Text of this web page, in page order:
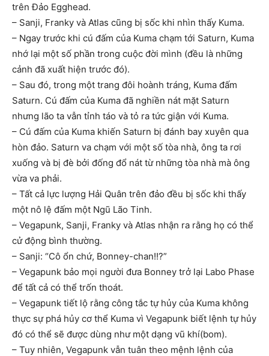
trên Đảo Egghead.
– Sanji, Franky và Atlas cũng bị sốc khi nhìn thấy Kuma.
– Ngay trước khi cú đấm của Kuma chạm tới Saturn, Kuma
nhớ lại một số phần trong cuộc đời mình (đều là những
cảnh đã xuất hiện trước đó).
– Sau đó, trong một trang đôi hoành tráng, Kuma đấm
Saturn. Cú đấm của Kuma đã nghiền nát mặt Saturn
nhưng lão ta vẫn tỉnh táo và tỏ ra tức giận với Kuma.
– Cú đấm của Kuma khiến Saturn bị đánh bay xuyên qua
hòn đảo. Saturn va chạm với một số tòa nhà, ông ta rơi
xuống và bị đè bởi đống đổ nát từ những tòa nhà mà ông
vừa va phải.
– Tất cả lực lượng Hải Quân trên đảo đều bị sốc khi thấy
một nô lệ đấm một Ngũ Lão Tinh.
– Vegapunk, Sanji, Franky và Atlas nhận ra rằng họ có thể
cử động bình thường.
– Sanji: “Cô ổn chứ, Bonney-chan!!?”
– Vegapunk bảo mọi người đưa Bonney trở lại Labo Phase
để tất cả có thể trốn thoát.
– Vegapunk tiết lộ rằng công tắc tự hủy của Kuma không
thực sự phá hủy cơ thể Kuma vì Vegapunk biết lệnh tự hủy
đó có thể sẽ được dùng như một dạng vũ khí(bom).
– Tuy nhiên, Vegapunk vẫn tuân theo mệnh lệnh của